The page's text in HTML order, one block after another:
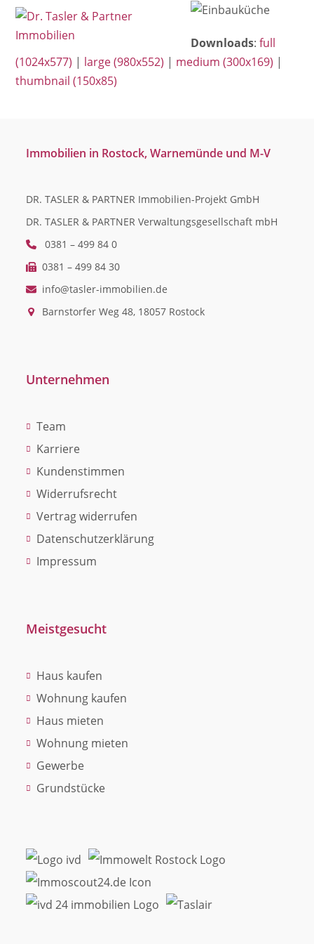
SkipOpen
mobile
menu
Close
mobile
menu
Downloads:full
(1024x577) | large (980x552) | medium (300x169) |
thumbnail (150x85)
Immobilien in Rostock, Warnemünde und M-V
DR. TASLER & PARTNER Immobilien-Projekt GmbH
DR. TASLER & PARTNER Verwaltungsgesellschaft mbH
0381 – 499 84 0
0381 – 499 84 30
info@tasler-immobilien.de
Barnstorfer Weg 48, 18057 Rostock
Unternehmen
Team
Karriere
Kundenstimmen
Widerrufsrecht
Vertrag widerrufen
Datenschutzerklärung
Impressum
Meistgesucht
Haus kaufen
Wohnung kaufen
Haus mieten
Wohnung mieten
Gewerbe
Grundstücke